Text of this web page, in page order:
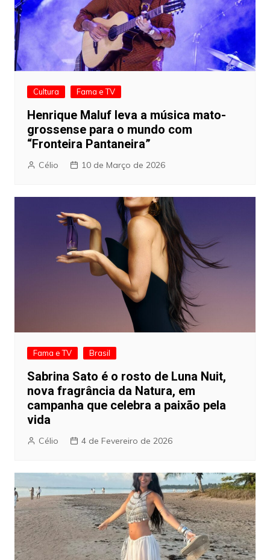
Cultura Fama e TV
Henrique Maluf leva a música mato-
grossense para o mundo com
“Fronteira Pantaneira”
Célio 10 de Março de 2026
Fama e TV Brasil
Sabrina Sato é o rosto de Luna Nuit,
nova fragrância da Natura, em
campanha que celebra a paixão pela
vida
Célio 4 de Fevereiro de 2026